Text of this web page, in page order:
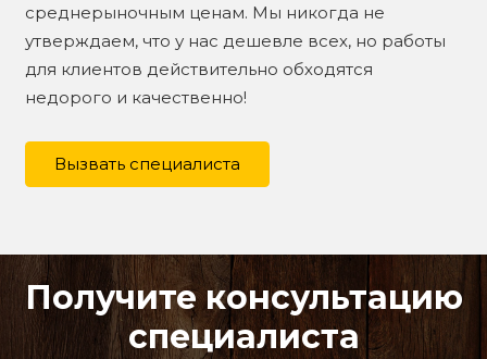
среднерыночным ценам. Мы никогда не
утверждаем, что у нас дешевле всех, но работы
для клиентов действительно обходятся
недорого и качественно!
Вызвать специалиста
Получите консультацию
специалиста